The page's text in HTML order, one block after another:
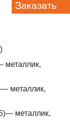
Заказать
металлик,
металлик,